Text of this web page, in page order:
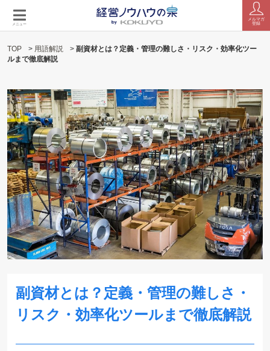
メニュー
メルマガ
登録
TOP > 用語解説 > 副資材とは？定義・管理の難しさ・リスク・効率化ツー
ルまで徹底解説
副資材とは？定義・管理の難しさ・
リスク・効率化ツールまで徹底解説